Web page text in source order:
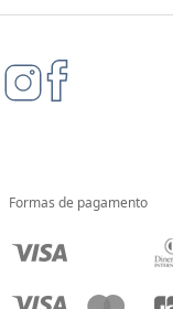
Formas de pagamento